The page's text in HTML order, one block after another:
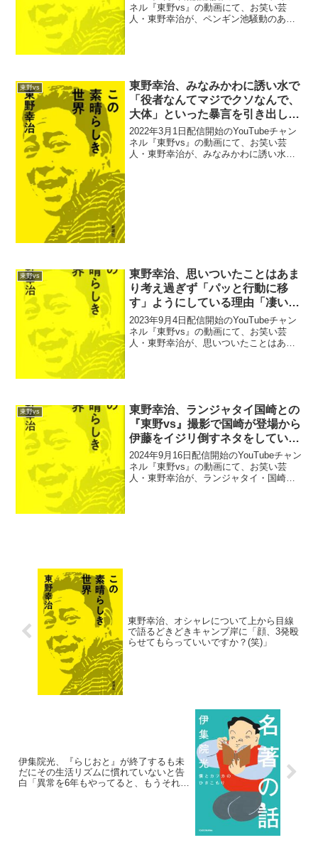
「なんかザワッとしたんですよ
(笑)」
ネル『東野vs』の動画にて、お笑い芸
人・東野幸治が、ペンギン池騒動のあっ
東野vs
東野幸治、みなみかわに誘い水で
「役者なんてマジでクソなんで、
大体」といった暴言を引き出して
爆笑
2022年3月1日配信開始のYouTubeチャン
ネル『東野vs』の動画にて、お笑い芸
人・東野幸治が、みなみかわに誘い水で
東野vs
東野幸治、思いついたことはあま
り考え過ぎず「パッと行動に移
す」ようにしている理由「凄い後
悔があるのよ」
2023年9月4日配信開始のYouTubeチャン
ネル『東野vs』の動画にて、お笑い芸
人・東野幸治が、思いついたことはあま
東野vs
東野幸治、ランジャタイ国崎との
『東野vs』撮影で国崎が登場から
伊藤をイジリ倒すネタをしていた
と明かす「旗を振って登場で…」
2024年9月16日配信開始のYouTubeチャン
ネル『東野vs』の動画にて、お笑い芸
人・東野幸治が、ランジャタイ・国崎和
東野幸治、オシャレについて上から目線
で語るどきどきキャンプ岸に「顔、3発殴
らせてもらっていいですか？(笑)」
伊集院光、『らじおと』が終了するも未
だにその生活リズムに慣れていないと告
白「異常を6年もやってると、もうそれが